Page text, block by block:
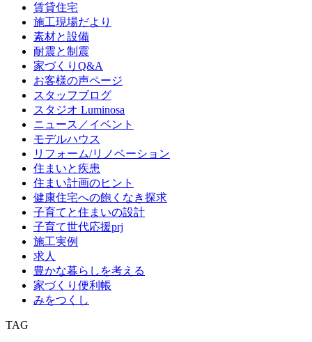
賃貸住宅
施工現場だより
素材と設備
耐震と制震
家づくりQ&A
お客様の声ページ
スタッフブログ
スタジオ Luminosa
ニュース／イベント
モデルハウス
リフォーム/リノベーション
住まいと疾患
住まい計画のヒント
健康住宅への飽くなき探求
子育てと住まいの設計
子育て世代応援prj
施工実例
求人
豊かな暮らしを考える
家づくり便利帳
みをつくし
TAG